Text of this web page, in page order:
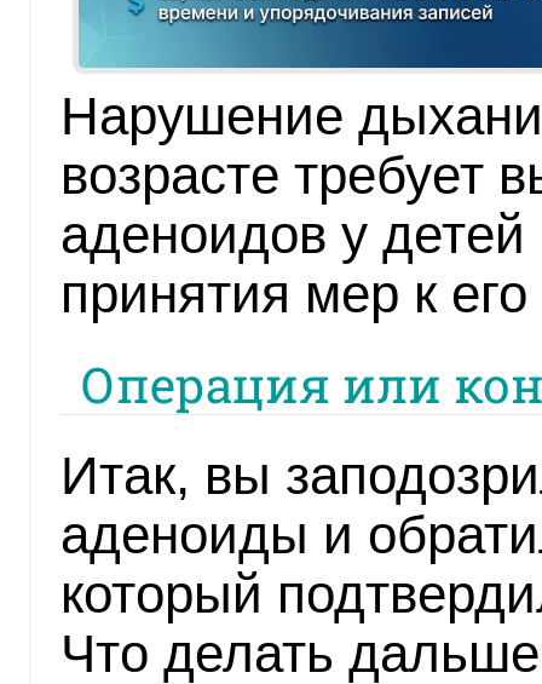
Нарушение
возрасте требует
аденоидов у
принятия мер к
Операция или
Итак, вы
аденоиды и
который
Что делать